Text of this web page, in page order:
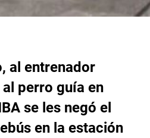
al entrenador
perro guía en
se les negó el
en la estación